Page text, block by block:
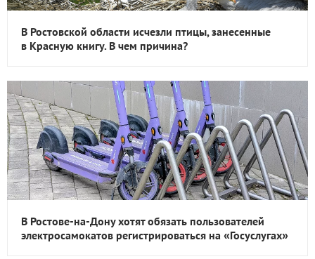
В Ростовской области исчезли птицы, занесенные
в Красную книгу. В чем причина?
В Ростове-на-Дону хотят обязать пользователей
электросамокатов регистрироваться на «Госуслугах»